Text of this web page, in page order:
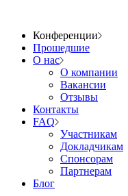
Конференции
Прошедшие
О нас
О компании
Вакансии
Отзывы
Контакты
FAQ
Участникам
Докладчикам
Спонсорам
Партнерам
Блог